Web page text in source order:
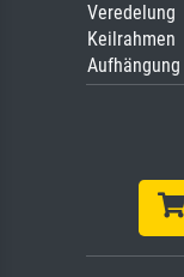
Veredelung
Keilrahmen
Aufhängung